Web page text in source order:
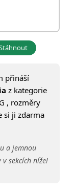
přináší
z kategorie
, rozměry
si ji zdarma
a jemnou
sekcích níže!